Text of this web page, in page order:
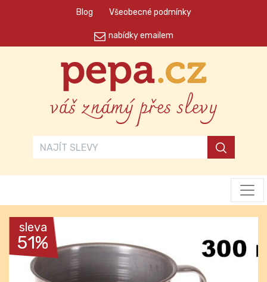
Blog Všeobecné podmínky
nabídky emailem
váš známý přes slevy
sleva
51%